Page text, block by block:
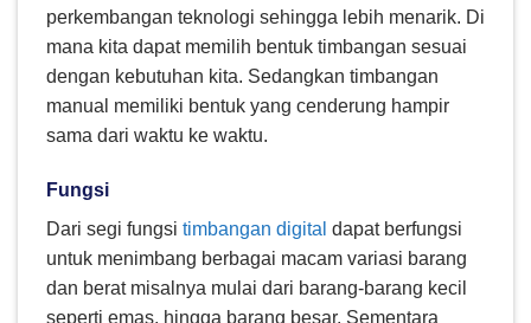
perkembangan teknologi sehingga lebih menarik. Di
mana kita dapat memilih bentuk timbangan sesuai
dengan kebutuhan kita. Sedangkan timbangan
manual memiliki bentuk yang cenderung hampir
sama dari waktu ke waktu.
Fungsi
Dari segi fungsi timbangan digital dapat berfungsi
untuk menimbang berbagai macam variasi barang
dan berat misalnya mulai dari barang-barang kecil
seperti emas, hingga barang besar. Sementara